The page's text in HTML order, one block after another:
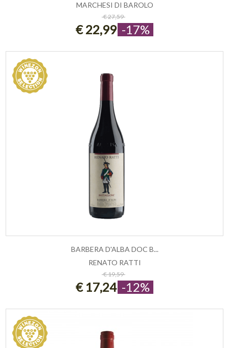
ESAURITO
MARCHESI DI BAROLO
€ 27,59
€ 22,99 -17%
ESAURITO
BARBERA D'ALBA DOC B...
RENATO RATTI
€ 19,59
€ 17,24 -12%